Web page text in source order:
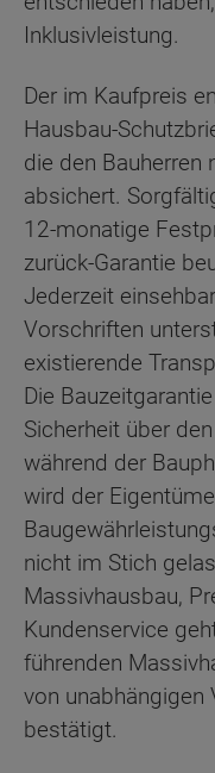
Inklusivleistung.
Der im Kaufpreis
Hausbau-
die den Bauherren
absichert.
12-monatige
zurück-Garantie
Jederzeit
Vorschriften
existierende
Die
Sicherheit über
während der
wird der
nicht im Stich
Massivhausbau,
Kundenservice
führenden
von unabhängigen
bestätigt.